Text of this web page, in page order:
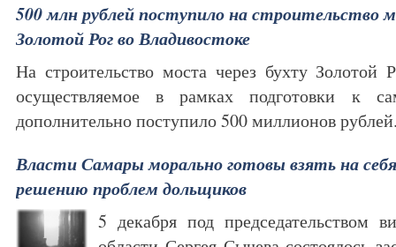
500 млн рублей поступило на строительство
Золотой Рог во Владивостоке
На строительство моста через бухту Золотой
осуществляемое в рамках подготовки к
дополнительно поступило 500 миллионов
Власти Самары морально готовы взять на
решению проблем дольщиков
5 декабря под председательством